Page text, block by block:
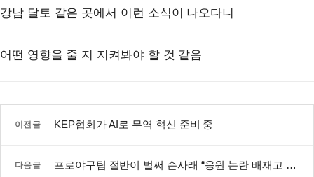
강남 달토 같은 곳에서 이런 소식이 나오다니
어떤 영향을 줄 지 지켜봐야 할 것 같음
이전글 KEP협회가 AI로 무역 혁신 준비 중
다음글 프로야구팀 절반이 벌써 손사래 “응원 논란 배재고 선수 안 뽑아”